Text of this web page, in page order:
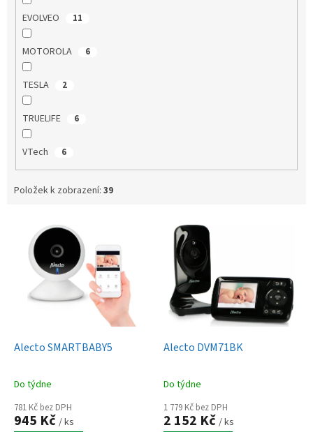
EVOLVEO 11
MOTOROLA 6
TESLA 2
TRUELIFE 6
VTech 6
Položek k zobrazení: 39
Alecto SMARTBABY5
Do týdne
781 Kč bez DPH
945 Kč / ks
Alecto DVM71BK
Do týdne
1 779 Kč bez DPH
2 152 Kč / ks